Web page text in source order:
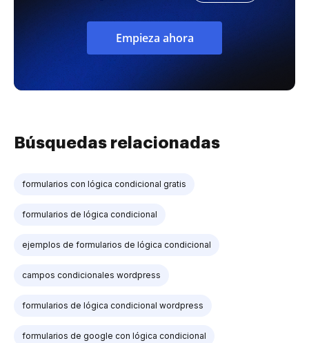
Empieza ahora
Búsquedas relacionadas
formularios con lógica condicional gratis
formularios de lógica condicional
ejemplos de formularios de lógica condicional
campos condicionales wordpress
formularios de lógica condicional wordpress
formularios de google con lógica condicional